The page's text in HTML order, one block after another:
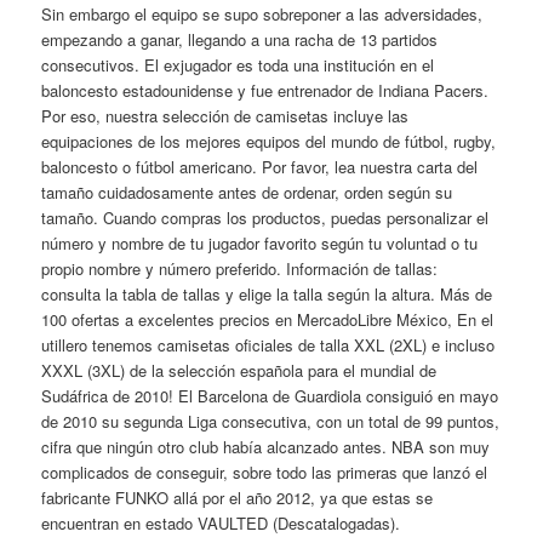
Sin embargo el equipo se supo sobreponer a las adversidades,
empezando a ganar, llegando a una racha de 13 partidos
consecutivos. El exjugador es toda una institución en el
baloncesto estadounidense y fue entrenador de Indiana Pacers.
Por eso, nuestra selección de camisetas incluye las
equipaciones de los mejores equipos del mundo de fútbol, rugby,
baloncesto o fútbol americano. Por favor, lea nuestra carta del
tamaño cuidadosamente antes de ordenar, orden según su
tamaño. Cuando compras los productos, puedas personalizar el
número y nombre de tu jugador favorito según tu voluntad o tu
propio nombre y número preferido. Información de tallas:
consulta la tabla de tallas y elige la talla según la altura. Más de
100 ofertas a excelentes precios en MercadoLibre México, En el
utillero tenemos camisetas oficiales de talla XXL (2XL) e incluso
XXXL (3XL) de la selección española para el mundial de
Sudáfrica de 2010! El Barcelona de Guardiola consiguió en mayo
de 2010 su segunda Liga consecutiva, con un total de 99 puntos,
cifra que ningún otro club había alcanzado antes. NBA son muy
complicados de conseguir, sobre todo las primeras que lanzó el
fabricante FUNKO allá por el año 2012, ya que estas se
encuentran en estado VAULTED (Descatalogadas).